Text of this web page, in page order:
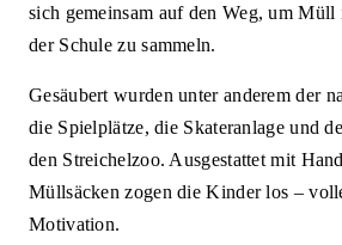
sich gemeinsam auf den Weg, um
der Schule zu sammeln.
Gesäubert wurden unter anderem der
die Spielplätze, die Skateranlage und
den Streichelzoo. Ausgestattet mit
Müllsäcken zogen die Kinder los –
Motivation.